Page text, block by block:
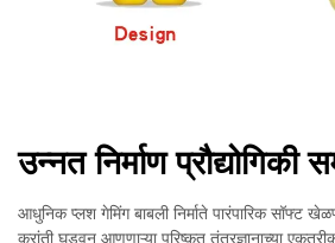
उन्नत निर्माण प्रौद्योगिकी
आधुनिक प्लश गेमिंग बाबली निर्माते पारंपारिक सॉफ्ट
क्रांती घडवून आणणाऱ्या परिष्कृत तंत्रज्ञानाच्या